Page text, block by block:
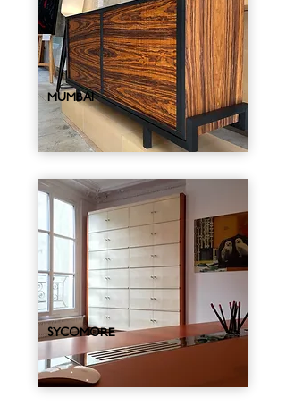
MUMBAI
SYCOMORE